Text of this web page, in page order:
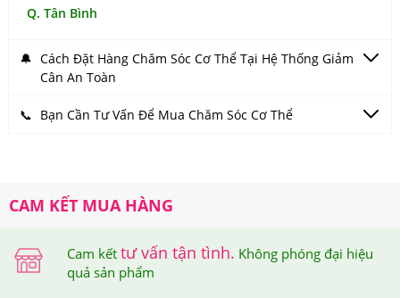
Q. Tân Bình
🔔 Cách Đặt Hàng Chăm Sóc Cơ Thể Tại Hệ Thống Giảm
Cân An Toàn
📞 Bạn Cần Tư Vấn Để Mua Chăm Sóc Cơ Thể
CAM KẾT MUA HÀNG
Cam kết tư vấn tận tình. Không phóng đại hiệu
quả sản phẩm